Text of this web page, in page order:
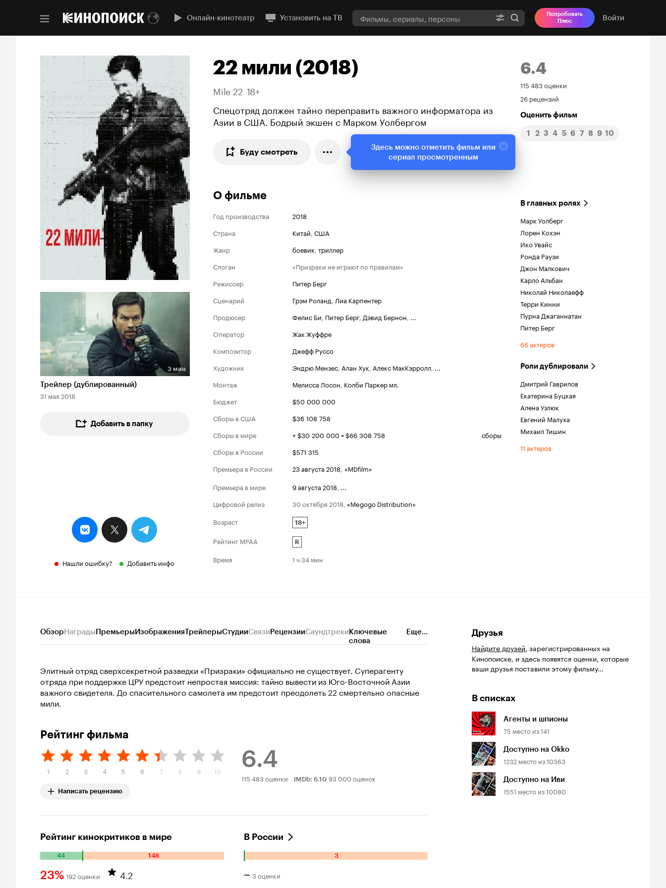
Онлайн-кинотеатр Установить на ТВ
Попробовать
Плюс
Войти
Длительность 3 мин
3 мин
Трейлер (дублированный)
31 мая 2018
Добавить в папку
Нашли ошибку? Добавить инфо
22 мили (2018)
Mile 22 18+
Спецотряд должен тайно переправить важного информатора из
Азии в США. Бодрый экшен с Марком Уолбергом
Буду смотреть
6.4
Рейтинг
Кинопоиска
6.4
115 483 оценки
26 рецензий
Оценить фильм
1 2 3 4 5 6 7 8 9 10
О фильме
Год производства
2018
Страна
Китай, США
Жанр
боевик, триллер
Слоган
«Призраки не играют по правилам»
Режиссер
Питер Берг
Сценарий
Грэм Роланд, Лиа Карпентер
Продюсер
Фелис Би, Питер Берг, Дэвид Бернон, ...
Оператор
Жак Жуффре
Композитор
Джефф Руссо
Художник
Эндрю Мензес, Алан Хук, Алекс МакКэрролл, ...
Монтаж
Мелисса Лосон, Колби Паркер мл.
Бюджет
$50 000 000
Сборы в США
$36 108 758
Сборы в мире
+ $30 200 000 = $66 308 758
сборы
Сборы в России
$571 315
Премьера в России
23 августа 2018, «MDfilm»
Премьера в мире
9 августа 2018
Цифровой релиз
30 октября 2018 «Megogo Distribution»
Возраст
18+
Рейтинг MPAA R
Время 1 ч 34 мин
В главных ролях
Марк Уолберг
Лорен Кохэн
Ико Увайс
Ронда Раузи
Джон Малкович
Карло Альбан
Николай Николаефф
Терри Кинни
Пурна Джаганнатан
Питер Берг
66 актеров
Роли дублировали
Дмитрий Гаврилов
Екатерина Буцкая
Алена Узлюк
Евгений Малуха
Михаил Тишин
11 актеров
ОбзорНаградыПремьерыИзображенияТрейлерыСтудииСвязиРецензииСаундтрекиКлючевые
слова
Еще...
Элитный отряд сверхсекретной разведки «Призраки» официально не существует. Суперагенту
отряда при поддержке ЦРУ предстоит непростая миссия: тайно вывести из Юго-Восточной Азии
важного свидетеля. До спасительного самолета им предстоит преодолеть 22 смертельно опасные
мили.
Рейтинг фильма
1 2 3 4 5 6 7 8 9 10
Написать рецензию
6.4
Рейтинг
6.4
115 483 оценки IMDb: 6.10 93 000 оценок
Рейтинг кинокритиков в мире
44 148
Количество
положительных
оценок:
23% 192 оценки 4.2
В России
3
Количество
оценок:
– 3 оценки
Друзья
Найдите друзей, зарегистрированных на
Кинопоиске, и здесь появятся оценки, которые
ваши друзья поставили этому фильму...
В списках
Агенты и шпионы
75 место из141
Доступно на Okko
1232 место из10363
Доступно на Иви
1551 место из10080
Здесь можно отметить фильм или
сериал просмотренным